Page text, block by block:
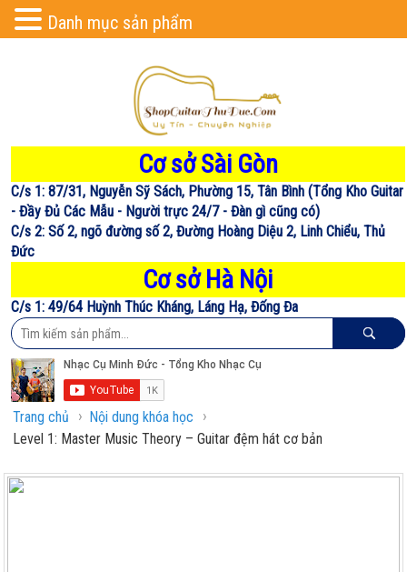
Cơ sở Sài Gòn
C/s 1: 87/31, Nguyễn Sỹ Sách, Phường 15, Tân Bình (Tổng Kho Guitar
- Đầy Đủ Các Mẫu - Người trực 24/7 - Đàn gì cũng có)
C/s 2: Số 2, ngõ đường số 2, Đường Hoàng Diệu 2, Linh Chiểu, Thủ
Đức
Cơ sở Hà Nội
C/s 1: 49/64 Huỳnh Thúc Kháng, Láng Hạ, Đống Đa
Trang chủ › Nội dung khóa học ›
Level 1: Master Music Theory – Guitar đệm hát cơ bản
Danh mục sản phẩm